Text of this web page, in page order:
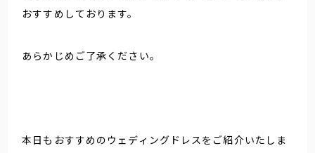
おすすめしております。
あらかじめご了承ください。
本日もおすすめのウェディングドレスをご紹介いたしま